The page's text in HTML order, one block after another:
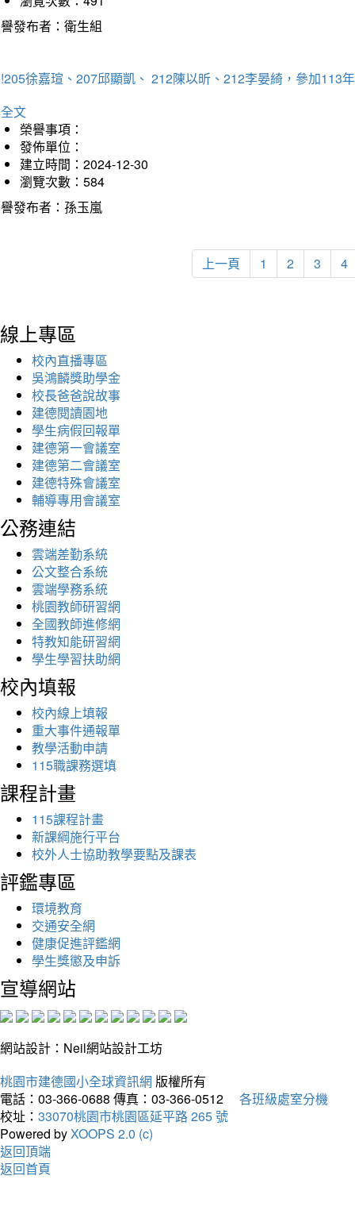
發布者：衛生組
徐嘉瑄、207邱顯凱、 212陳以昕、212李晏綺，參加113
文
榮譽事項：
發佈單位：
建立時間：2024-12-30
瀏覽次數：584
發布者：孫玉嵐
上一頁 1 2 3 4
線上專區
校內直播專區
吳鴻麟獎助學金
校長爸爸說故事
建德閱讀園地
學生病假回報單
建德第一會議室
建德第二會議室
建德特殊會議室
輔導專用會議室
公務連結
雲端差勤系統
公文整合系統
雲端學務系統
桃園教師研習網
全國教師進修網
特教知能研習網
學生學習扶助網
校內填報
校內線上填報
重大事件通報單
教學活動申請
115職課務選填
課程計畫
115課程計畫
新課綱施行平台
校外人士協助教學要點及課表
評鑑專區
環境教育
交通安全網
健康促進評鑑網
學生獎懲及申訴
宣導網站
網站設計：Neil網站設計工坊
桃園市建德國小全球資訊網 版權所有
電話：03-366-0688 傳真：03-366-0512
各班級處室分機
校址： 33070桃園市桃園區延平路 265 號
Powered byXOOPS 2.0 (c)
返回頂端
返回首頁